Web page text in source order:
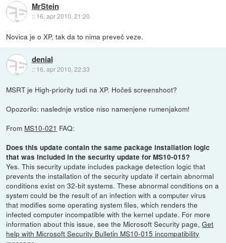
MrStein
:: 16. apr 2010, 21:20
Novica je o XP, tak da to nima preveč veze.
denial
:: 16. apr 2010, 22:33
MSRT je High-priority tudi na XP. Hočeš screenshoot?
Opozorilo: naslednje vrstice niso namenjene rumenjakom!
From MS10-021 FAQ:
Does this update contain the same package installation logic
that was included in the security update for MS10-015?
Yes. This security update includes package detection logic that
prevents the installation of the security update if certain abnormal
conditions exist on 32-bit systems. These abnormal conditions on a
system could be the result of an infection with a computer virus
that modifies some operating system files, which renders the
infected computer incompatible with the kernel update. For more
information about this issue, see the Microsoft Security page,Get
help with Microsoft Security Bulletin MS10-015 incompatibility